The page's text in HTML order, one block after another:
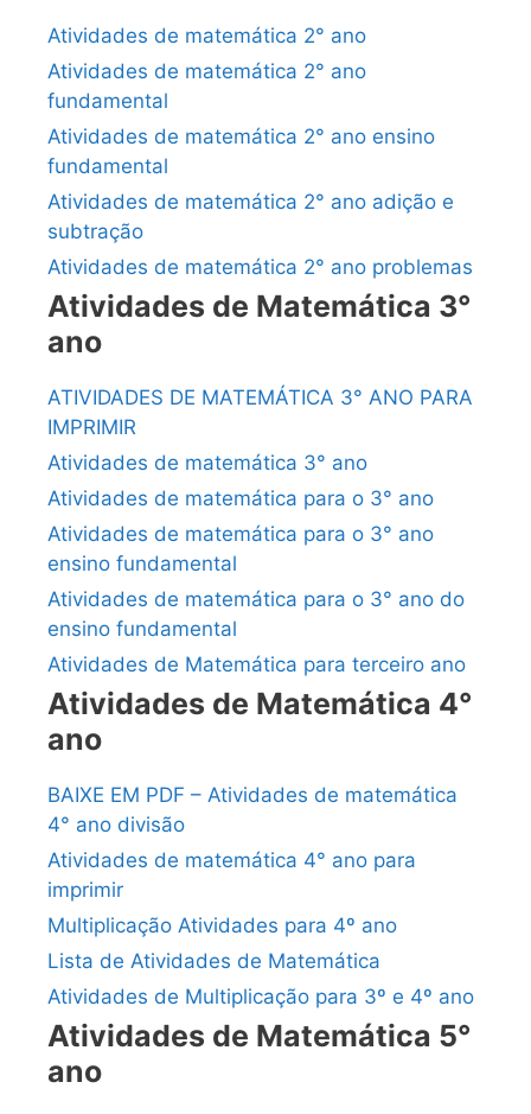
Atividades de matemática 2° ano
Atividades de matemática 2° ano
fundamental
Atividades de matemática 2° ano ensino
fundamental
Atividades de matemática 2° ano adição e
subtração
Atividades de matemática 2° ano problemas
Atividades de Matemática 3°
ano
ATIVIDADES DE MATEMÁTICA 3° ANO PARA
IMPRIMIR
Atividades de matemática 3° ano
Atividades de matemática para o 3° ano
Atividades de matemática para o 3° ano
ensino fundamental
Atividades de matemática para o 3° ano do
ensino fundamental
Atividades de Matemática para terceiro ano
Atividades de Matemática 4°
ano
BAIXE EM PDF – Atividades de matemática
4° ano divisão
Atividades de matemática 4° ano para
imprimir
Multiplicação Atividades para 4º ano
Lista de Atividades de Matemática
Atividades de Multiplicação para 3º e 4º ano
Atividades de Matemática 5°
ano